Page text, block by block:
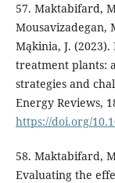
57. Maktabifard,
Mousavizadegan,
Mąkinia, J.
treatment plants:
strategies and
Energy Reviews,
https://doi.org/
58. Maktabifard,
Evaluating the